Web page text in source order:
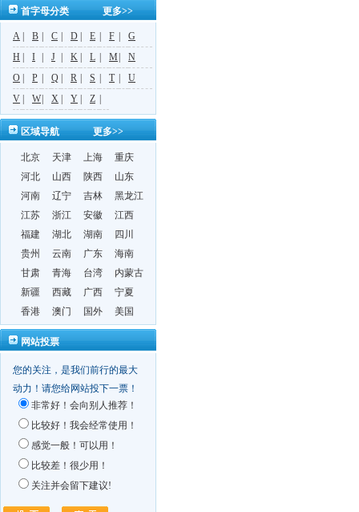
更多>>
首字母分类
A B C D E F
G
H
I J K L M
N
O
P Q R S T
U
V
W X Y Z
更多>>
区域导航
北京 天津 上海
重庆
河北
山西 陕西
山东
河南
辽宁 吉林
黑龙江
江苏
浙江 安徽
江西
福建
湖北 湖南
四川
贵州
云南 广东
海南
甘肃
青海 台湾
内蒙古
新疆
西藏 广西
宁夏
香港
澳门 国外 美国
网站投票
您的关注，是我们前行的最大
动力！请您给网站投下一票！
非常好！会向别人推荐！
比较好！我会经常使用！
感觉一般！可以用！
比较差！很少用！
关注并会留下建议!